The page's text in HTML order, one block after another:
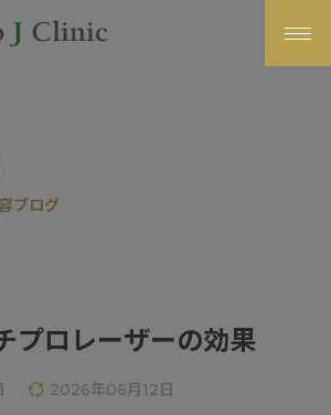
ブログ
プロレーザーの効果
2026年06月12日